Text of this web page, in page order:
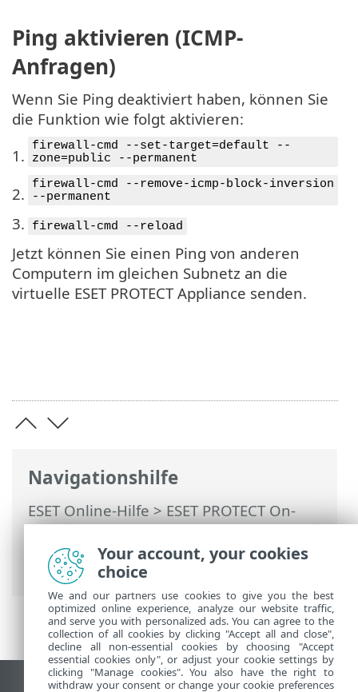
Navigationshilfe
ESET Online-Hilfe>ESET PROTECT On-
Prem>Häufig gestellte Fragen (FAQ)>
Ping auf der virtuellen ESET PROTECT
Appliance aktivieren/deaktivieren
Ping aktivieren (ICMP-
Anfragen)
Wenn Sie Ping deaktiviert haben, können Sie
die Funktion wie folgt aktivieren:
1.
firewall-cmd --set-target=default --
zone=public --permanent
2.
firewall-cmd --remove-icmp-block-inversion
--permanent
3. firewall-cmd --reload
Jetzt können Sie einen Ping von anderen
Computern im gleichen Subnetz an die
virtuelle ESET PROTECT Appliance senden.
Your account, your cookies
choice
We and our partners use cookies to give you the best
optimized online experience, analyze our website traffic,
and serve you with personalized ads. You can agree to the
collection of all cookies by clicking "Accept all and close",
decline all non-essential cookies by choosing "Accept
essential cookies only", or adjust your cookie settings by
clicking "Manage cookies". You also have the right to
withdraw your consent or change your cookie preferences